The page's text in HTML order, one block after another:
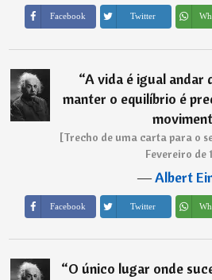
Facebook Twitter
“A vida é igual andar
manter o equilíbrio é
[Trecho de uma carta para o
Fevereiro de
―Albert
Facebook Twitter
“O único lugar onde